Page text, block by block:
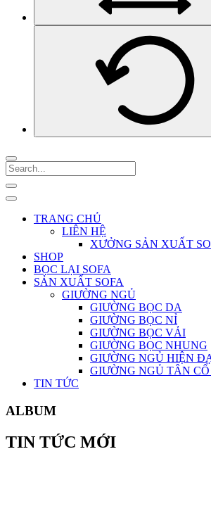
TRANG CHỦ
LIÊN HỆ
XƯỞNG SẢN XUẤT
SHOP
BỌC LẠI SOFA
SẢN XUẤT SOFA
GIƯỜNG NGỦ
GIƯỜNG BỌC DA
GIƯỜNG BỌC NỈ
GIƯỜNG BỌC VẢI
GIƯỜNG BỌC NHUNG
GIƯỜNG NGỦ HIỆN
GIƯỜNG NGỦ TÂN
TIN TỨC
ALBUM
TIN TỨC MỚI